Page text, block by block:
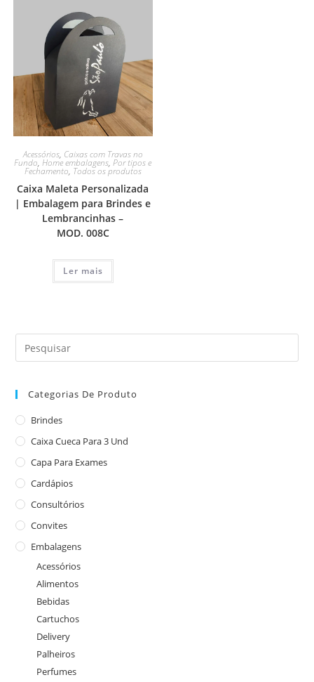
Acessórios, Caixas com Travas no
Fundo,Home embalagens,Por tipos e
Fechamento, Todos os produtos
Caixa Maleta Personalizada
| Embalagem para Brindes e
Lembrancinhas –
MOD. 008C
Ler mais
Categorias De Produto
Brindes
Caixa Cueca Para 3 Und
Capa Para Exames
Cardápios
Consultórios
Convites
Embalagens
Acessórios
Alimentos
Bebidas
Cartuchos
Delivery
Palheiros
Perfumes